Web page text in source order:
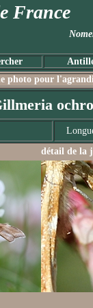
France
photo pour
détail de la